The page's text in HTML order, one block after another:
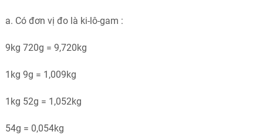
a. Có đơn vị đo là ki-lô-gam :
9kg 720g = 9,720kg
1kg 9g = 1,009kg
1kg 52g = 1,052kg
54g = 0,054kg